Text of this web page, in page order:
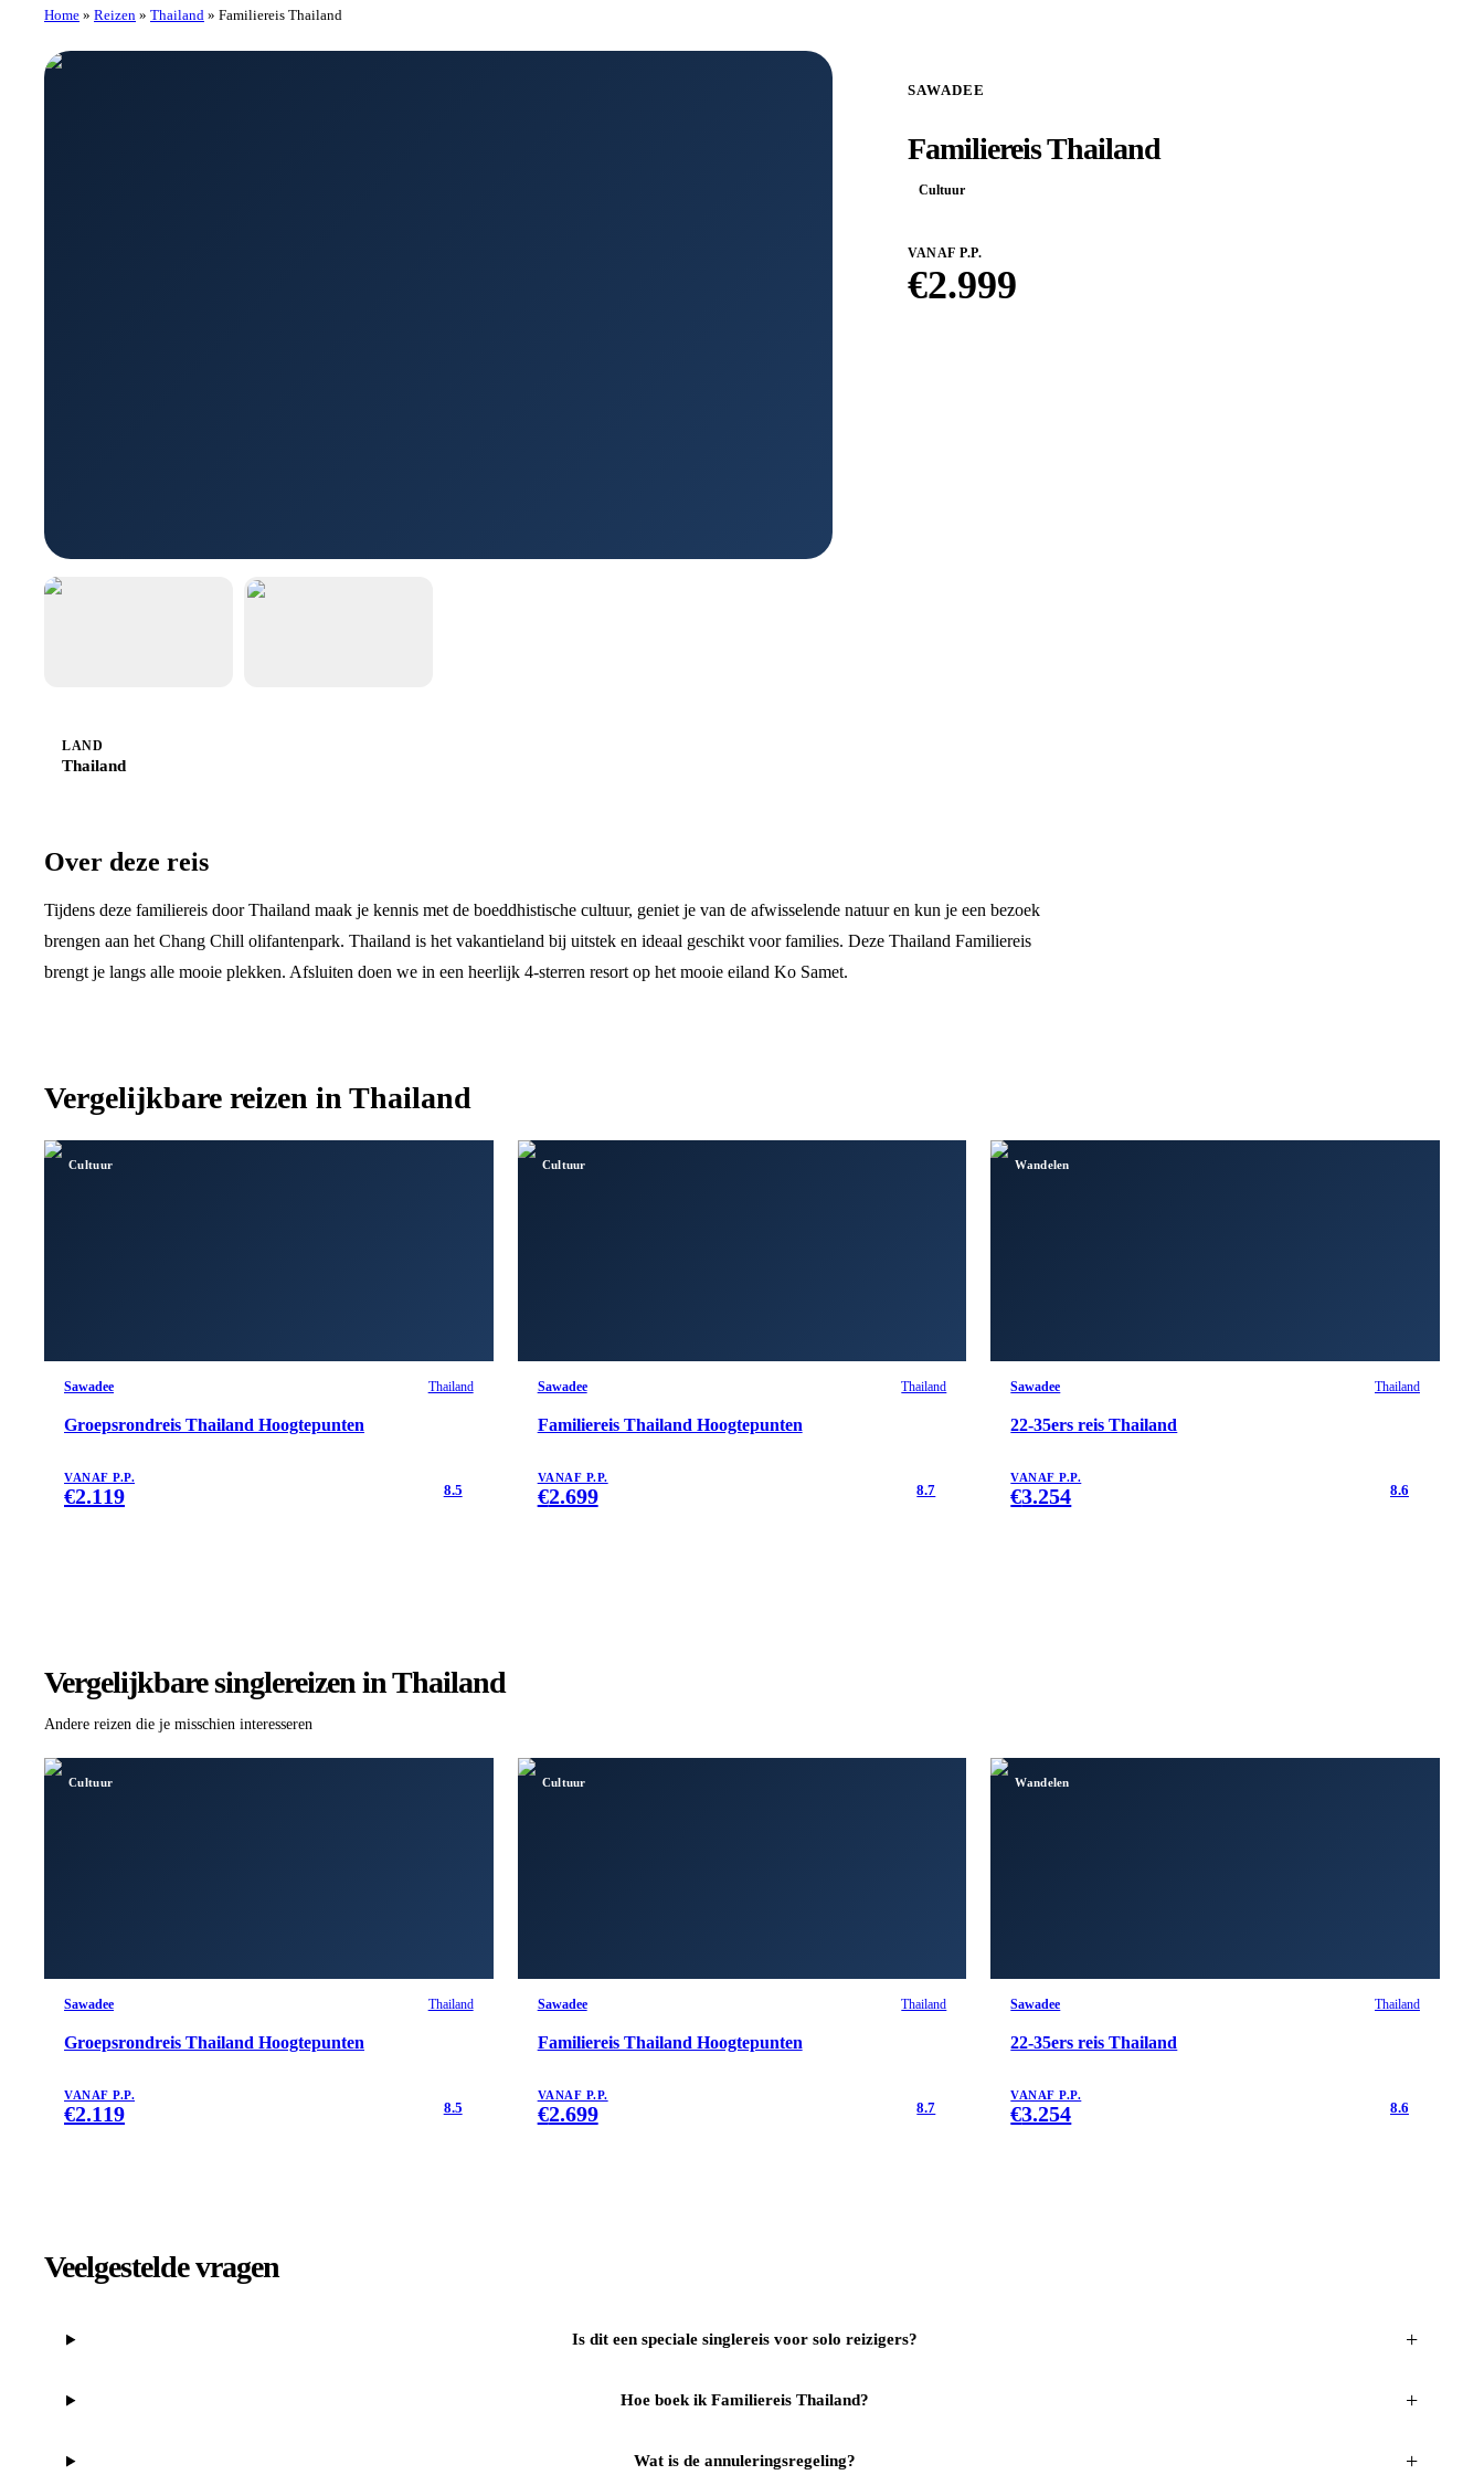
Home » Reizen » Thailand » Familiereis Thailand
SAWADEE
Familiereis Thailand
Cultuur
VANAF P.P.
€2.999
LAND
Thailand
Over deze reis
Tijdens deze familiereis door Thailand maak je kennis met de boeddhistische cultuur, geniet je van de afwisselende natuur en kun je een bezoek
brengen aan het Chang Chill olifantenpark. Thailand is het vakantieland bij uitstek en ideaal geschikt voor families. Deze Thailand Familiereis
brengt je langs alle mooie plekken. Afsluiten doen we in een heerlijk 4-sterren resort op het mooie eiland Ko Samet.
Vergelijkbare reizen in Thailand
Cultuur
Sawadee Thailand
Groepsrondreis Thailand Hoogtepunten
VANAF P.P.
€2.119 8.5
Cultuur
Sawadee Thailand
Familiereis Thailand Hoogtepunten
VANAF P.P.
€2.699 8.7
Wandelen
Sawadee Thailand
22-35ers reis Thailand
VANAF P.P.
€3.254 8.6
Vergelijkbare singlereizen in Thailand
Andere reizen die je misschien interesseren
Cultuur
Sawadee Thailand
Groepsrondreis Thailand Hoogtepunten
VANAF P.P.
€2.119 8.5
Cultuur
Sawadee Thailand
Familiereis Thailand Hoogtepunten
VANAF P.P.
€2.699 8.7
Wandelen
Sawadee Thailand
22-35ers reis Thailand
VANAF P.P.
€3.254 8.6
Veelgestelde vragen
Is dit een speciale singlereis voor solo reizigers? +
Hoe boek ik Familiereis Thailand? +
Wat is de annuleringsregeling? +